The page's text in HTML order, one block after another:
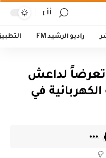
أأ
راديو الرشيد FM
لداعش
في